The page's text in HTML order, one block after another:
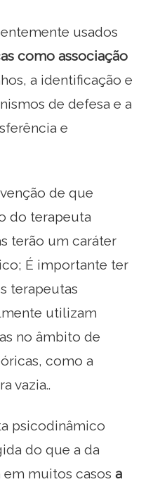
usados
como associação
a identificação e
de defesa e a
e
de que
do terapeuta
terão um caráter
É importante ter
terapeutas
utilizam
no âmbito de
como a
vazia..
psicodinâmico
do que a da
em muitos casos a